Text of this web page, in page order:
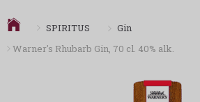
SPIRITUS
Gin
Warner's Rhubarb Gin, 70 cl. 40% alk.